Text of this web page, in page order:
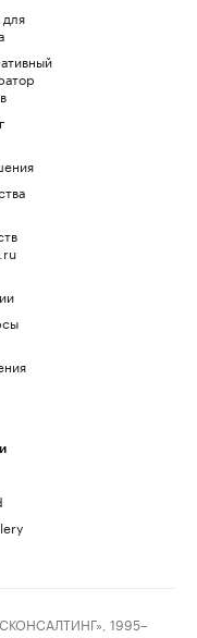
1995–